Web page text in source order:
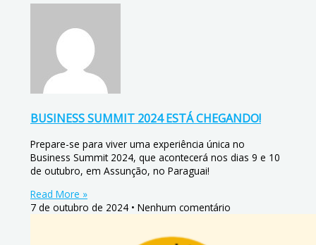
BUSINESS SUMMIT 2024 ESTÁ CHEGANDO!
Prepare-se para viver uma experiência única no
Business Summit 2024, que acontecerá nos dias 9 e 10
de outubro, em Assunção, no Paraguai!
Read More »
7 de outubro de 2024
Nenhum comentário